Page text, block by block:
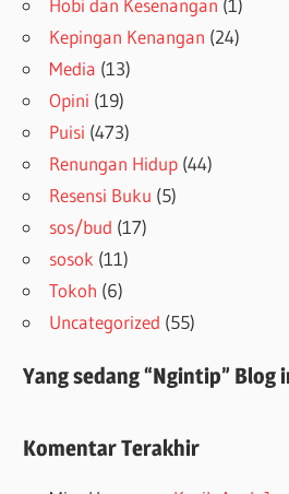
Hobi dan Kesenangan (1)
Kepingan Kenangan (24)
Media (13)
Opini (19)
Puisi (473)
Renungan Hidup (44)
Resensi Buku (5)
sos/bud (17)
sosok (11)
Tokoh (6)
Uncategorized (55)
Yang sedang “Ngintip” Blog
Komentar Terakhir